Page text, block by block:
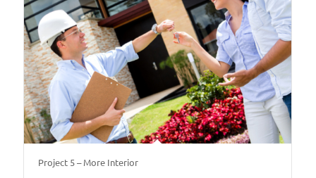
Project 5 – More Interior